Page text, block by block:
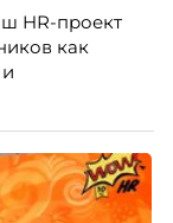
HR-проект
как